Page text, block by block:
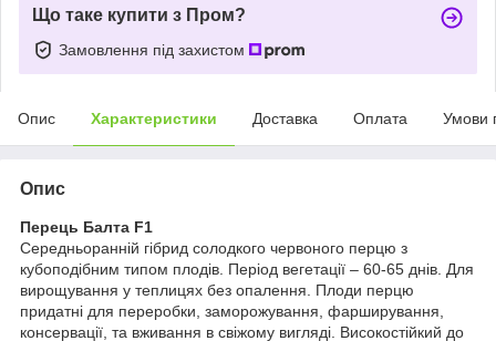
Що таке купити з Пром?
Замовлення під захистом
Опис Характеристики Доставка Оплата Умови
Опис
Перець Балта F1
Середньоранній гібрид солодкого червоного перцю з
кубоподібним типом плодів. Період вегетації – 60-65 днів. Для
вирощування у теплицях без опалення. Плоди перцю
придатні для переробки, заморожування, фарширування,
консервації, та вживання в свіжому вигляді. Високостійкий до